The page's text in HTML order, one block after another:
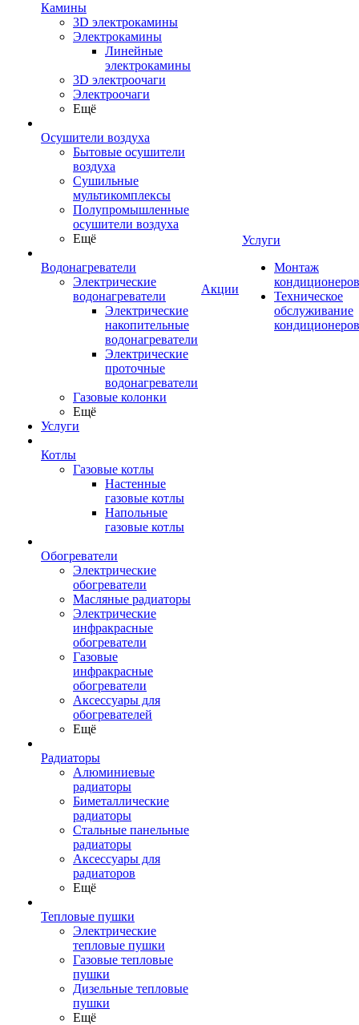
Камины
3D электрокамины
Электрокамины
Линейные
электрокамины
3D электроочаги
Электроочаги
Ещё
Осушители воздуха
Бытовые осушители
воздуха
Сушильные
мультикомплексы
Полупромышленные
осушители воздуха
Ещё
Водонагреватели
Электрические
водонагреватели
Электрические
накопительные
водонагреватели
Электрические
проточные
водонагреватели
Газовые колонки
Ещё
Услуги
Котлы
Газовые котлы
Настенные
газовые котлы
Напольные
газовые котлы
Обогреватели
Электрические
обогреватели
Масляные радиаторы
Электрические
инфракрасные
обогреватели
Газовые
инфракрасные
обогреватели
Аксессуары для
обогревателей
Ещё
Радиаторы
Алюминиевые
радиаторы
Биметаллические
радиаторы
Стальные панельные
радиаторы
Аксессуары для
радиаторов
Ещё
Тепловые пушки
Электрические
тепловые пушки
Газовые тепловые
пушки
Дизельные тепловые
пушки
Ещё
Акции
Услуги
Монтаж
кондиционеров
Техническое
обслуживание
кондиционеров